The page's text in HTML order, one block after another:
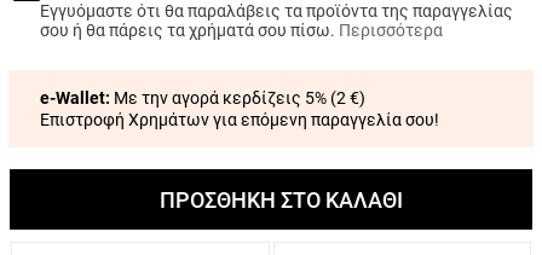
Εγγυόμαστε ότι θα παραλάβεις τα προϊόντα της παραγγελίας
σου ή θα πάρεις τα χρήματά σου πίσω. Περισσότερα
e-Wallet: Με την αγορά κερδίζεις 5% (2 €)
Επιστροφή Χρημάτων για επόμενη παραγγελία σου!
ΠΡΟΣΘΗΚΗ ΣΤΟ ΚΑΛΑΘΙ